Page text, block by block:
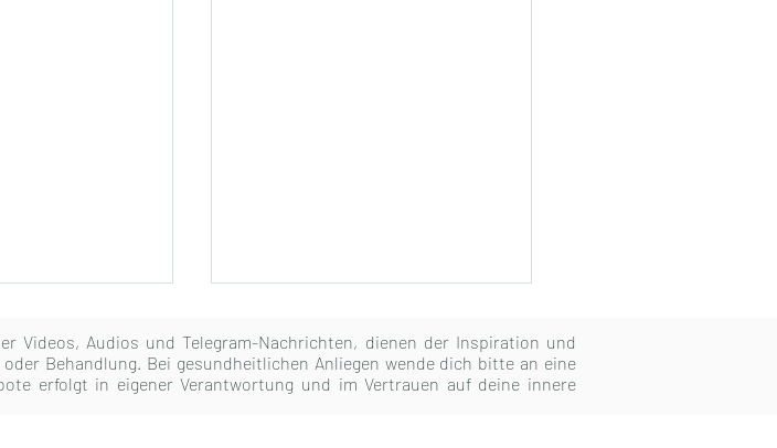
Videos, Audios und Telegram-Nachrichten, dienen der Inspiration und
Behandlung. Bei gesundheitlichen Anliegen wende dich bitte an eine
erfolgt in eigener Verantwortung und im Vertrauen auf deine innere